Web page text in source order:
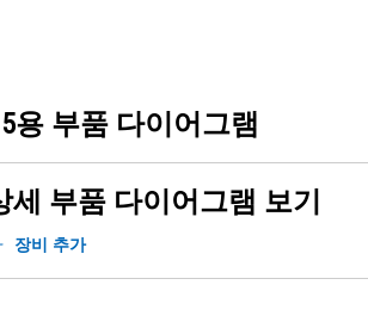
용 부품 다이어그램
세 부품 다이어그램 보기
장비 추가